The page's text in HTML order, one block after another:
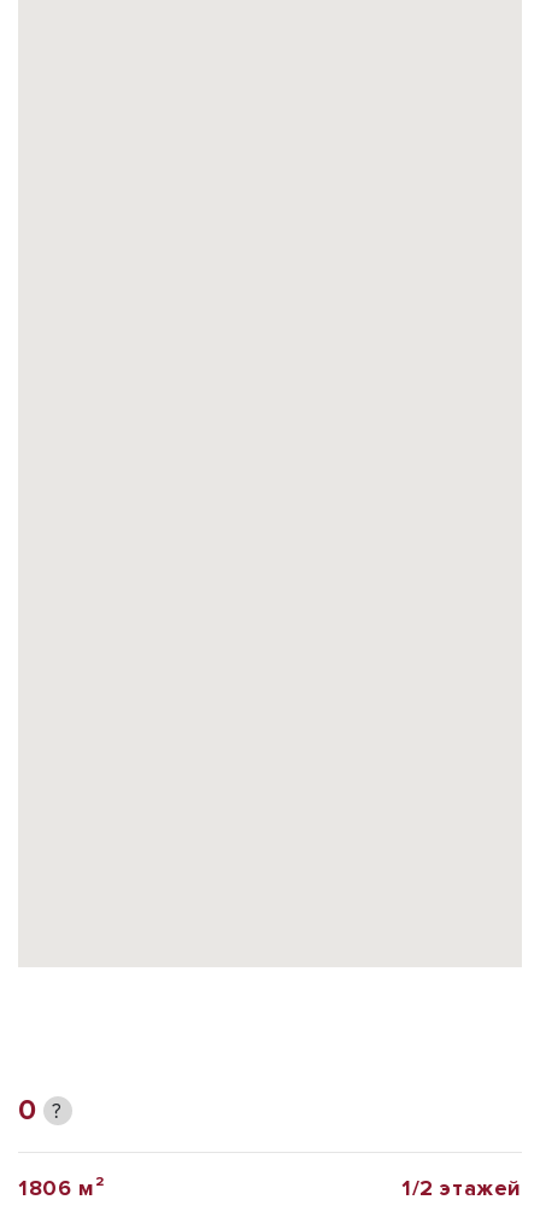
0 ?
1806 м² 1/2 этажей